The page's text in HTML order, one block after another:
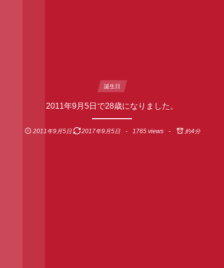
誕生日
2011年9月5日で28歳になりました。
2011年9月5日 2017年9月5日 1765 views 約4分